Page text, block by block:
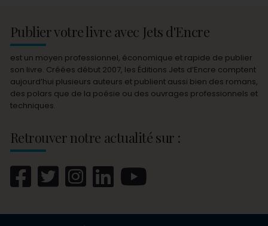
Publier votre livre avec Jets d'Encre
est un moyen professionnel, économique et rapide de publier
son livre. Créées début 2007, les Éditions Jets d’Encre comptent
aujourd’hui plusieurs auteurs et publient aussi bien des romans,
des polars que de la poésie ou des ouvrages professionnels et
techniques.
Retrouver notre actualité sur :